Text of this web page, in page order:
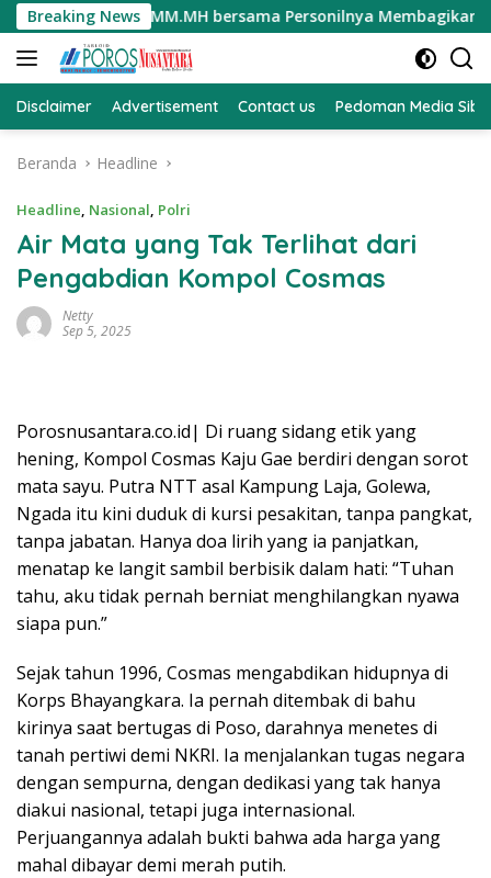
Langsung
ke
konten
Breaking News bersama Personilnya Membagikan
Disclaimer Advertisement Contact us Pedoman Media
Beranda Headline
Headline, Nasional, Polri
Air Mata yang Tak Terlihat dari
Pengabdian Kompol Cosmas
Netty
Sep 5, 2025
Porosnusantara.co.id| Di ruang sidang etik yang
hening, Kompol Cosmas Kaju Gae berdiri dengan sorot
mata sayu. Putra NTT asal Kampung Laja, Golewa,
Ngada itu kini duduk di kursi pesakitan, tanpa pangkat,
tanpa jabatan. Hanya doa lirih yang ia panjatkan,
menatap ke langit sambil berbisik dalam hati: “Tuhan
tahu, aku tidak pernah berniat menghilangkan nyawa
siapa pun.”
Sejak tahun 1996, Cosmas mengabdikan hidupnya di
Korps Bhayangkara. Ia pernah ditembak di bahu
kirinya saat bertugas di Poso, darahnya menetes di
tanah pertiwi demi NKRI. Ia menjalankan tugas negara
dengan sempurna, dengan dedikasi yang tak hanya
diakui nasional, tetapi juga internasional.
Perjuangannya adalah bukti bahwa ada harga yang
mahal dibayar demi merah putih.